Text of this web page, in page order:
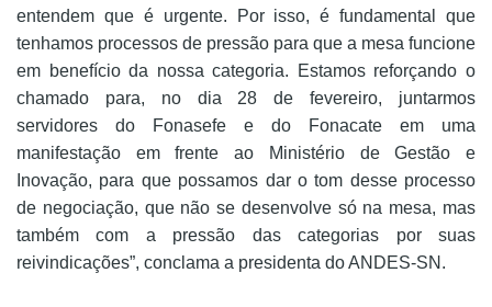
entendem que é urgente. Por isso, é fundamental que
tenhamos processos de pressão para que a mesa funcione
em benefício da nossa categoria. Estamos reforçando o
chamado para, no dia 28 de fevereiro, juntarmos
servidores do Fonasefe e do Fonacate em uma
manifestação em frente ao Ministério de Gestão e
Inovação, para que possamos dar o tom desse processo
de negociação, que não se desenvolve só na mesa, mas
também com a pressão das categorias por suas
reivindicações”, conclama a presidenta do ANDES-SN.